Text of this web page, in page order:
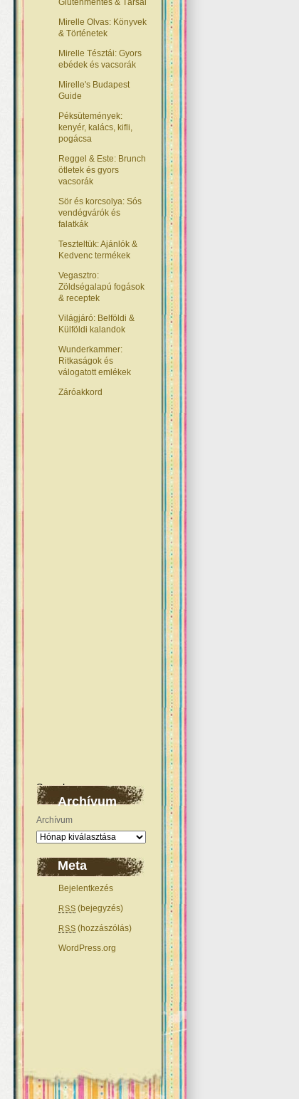
Gluténmentes & Társai
Mirelle Olvas: Könyvek
& Történetek
Mirelle Tésztái: Gyors
ebédek és vacsorák
Mirelle's Budapest
Guide
Péksütemények:
kenyér, kalács, kifli,
pogácsa
Reggel & Este: Brunch
ötletek és gyors
vacsorák
Sör és korcsolya: Sós
vendégvárók és
falatkák
Teszteltük: Ajánlók &
Kedvenc termékek
Vegasztro:
Zöldségalapú fogások
& receptek
Világjáró: Belföldi &
Külföldi kalandok
Wunderkammer:
Ritkaságok és
válogatott emlékek
Záróakkord
Archívum
Archívum
Meta
Bejelentkezés
RSS (bejegyzés)
RSS (hozzászólás)
WordPress.org